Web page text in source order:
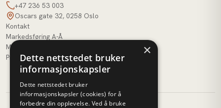
+47 236 53 003
Oscars gate 32, 0258 Oslo
Kontakt
Markedsføring A-Å
M51 AI
Profilbank
×
Dette nettstedet bruker
informasjonskapsler
Dette nettstedet bruker
informasjonskapsler (cookies) for å
forbedre din opplevelse. Ved å bruke